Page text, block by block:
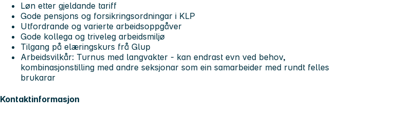
Løn etter gjeldande tariff
Gode pensjons og forsikringsordningar i KLP
Utfordrande og varierte arbeidsoppgåver
Gode kollega og triveleg arbeidsmiljø
Tilgang på elæringskurs frå Glup
Arbeidsvilkår: Turnus med langvakter - kan endrast evn ved behov,
kombinasjonstilling med andre seksjonar som ein samarbeider med rundt felles
brukarar
Kontaktinformasjon